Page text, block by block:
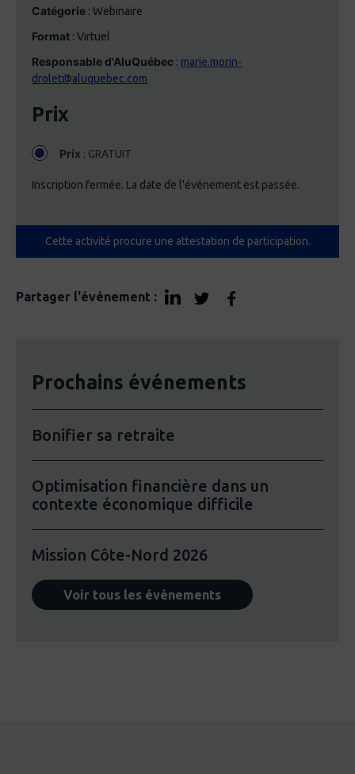
Catégorie : Webinaire
Format : Virtuel
Responsable d'AluQuébec : marie.morin-
drolet@aluquebec.com
Prix
Prix : GRATUIT
Inscription fermée. La date de l'événement est passée.
Cette activité procure une attestation de participation.
Partager l'événement :
Prochains événements
Bonifier sa retraite
Optimisation financière dans un
contexte économique difficile
Mission Côte-Nord 2026
Voir tous les événements